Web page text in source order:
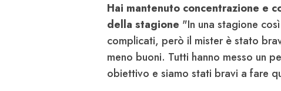
Hai mantenuto concentrazione e
della stagione "In una stagione
complicati, però il mister è stato
meno buoni. Tutti hanno messo un
obiettivo e siamo stati bravi a fare